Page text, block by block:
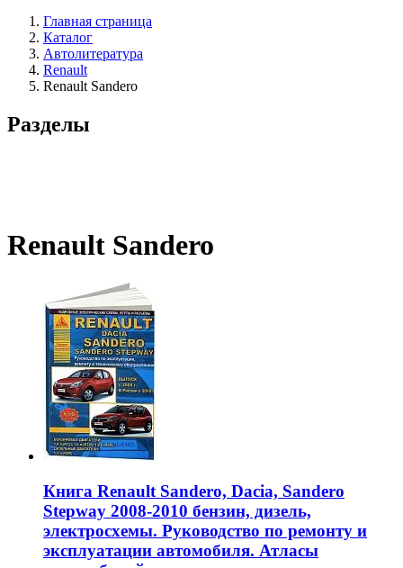
Главная страница
Каталог
Автолитература
Renault
Renault Sandero
Разделы
Renault Sandero
Книга Renault Sandero, Dacia, Sandero
Stepway 2008-2010 бензин, дизель,
электросхемы. Руководство по ремонту и
эксплуатации автомобиля. Атласы